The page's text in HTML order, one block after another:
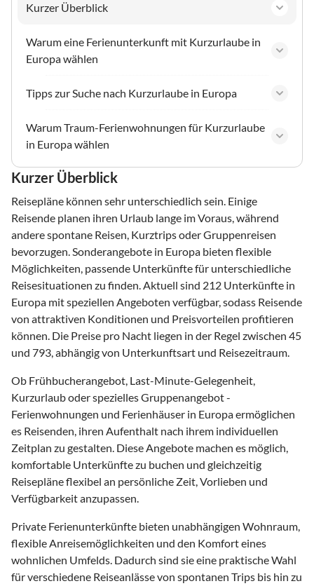
Kurzer Überblick
Warum eine Ferienunterkunft mit Kurzurlaube in
Europa wählen
Tipps zur Suche nach Kurzurlaube in Europa
Warum Traum-Ferienwohnungen für Kurzurlaube
in Europa wählen
Kurzer Überblick
Reisepläne können sehr unterschiedlich sein. Einige
Reisende planen ihren Urlaub lange im Voraus, während
andere spontane Reisen, Kurztrips oder Gruppenreisen
bevorzugen. Sonderangebote in Europa bieten flexible
Möglichkeiten, passende Unterkünfte für unterschiedliche
Reisesituationen zu finden. Aktuell sind 212 Unterkünfte in
Europa mit speziellen Angeboten verfügbar, sodass Reisende
von attraktiven Konditionen und Preisvorteilen profitieren
können. Die Preise pro Nacht liegen in der Regel zwischen 45
und 793, abhängig von Unterkunftsart und Reisezeitraum.
Ob Frühbucherangebot, Last-Minute-Gelegenheit,
Kurzurlaub oder spezielles Gruppenangebot -
Ferienwohnungen und Ferienhäuser in Europa ermöglichen
es Reisenden, ihren Aufenthalt nach ihrem individuellen
Zeitplan zu gestalten. Diese Angebote machen es möglich,
komfortable Unterkünfte zu buchen und gleichzeitig
Reisepläne flexibel an persönliche Zeit, Vorlieben und
Verfügbarkeit anzupassen.
Private Ferienunterkünfte bieten unabhängigen Wohnraum,
flexible Anreisemöglichkeiten und den Komfort eines
wohnlichen Umfelds. Dadurch sind sie eine praktische Wahl
für verschiedene Reiseanlässe von spontanen Trips bis hin zu